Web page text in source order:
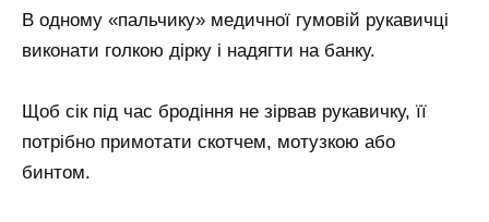
В одному «пальчику» медичної гумовій рукавичці
виконати голкою дірку і надягти на банку.
Щоб сік під час бродіння не зірвав рукавичку, її
потрібно примотати скотчем, мотузкою або
бинтом.